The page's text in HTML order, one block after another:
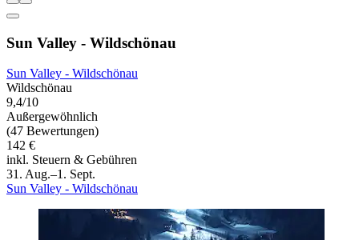
Sun Valley - Wildschönau
Sun Valley - Wildschönau
Wildschönau
9,4/10
Außergewöhnlich
(47 Bewertungen)
142 €
inkl. Steuern & Gebühren
31. Aug.–1. Sept.
Sun Valley - Wildschönau